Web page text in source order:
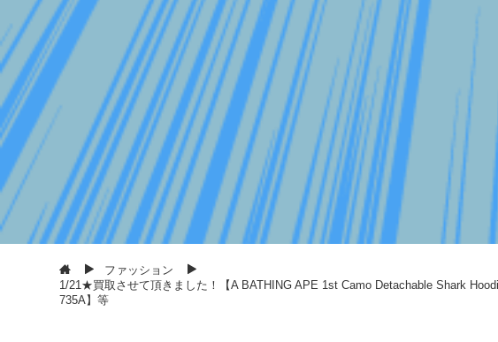
ファッション
1/21★買取させて頂きました！【A BATHING APE 1st Camo Detachable Shark
735A】等